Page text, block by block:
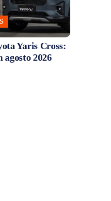
Yaris Cross:
agosto 2026